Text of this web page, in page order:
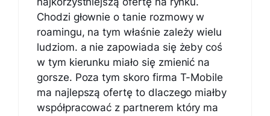
Chodzi głownie o tanie rozmowy w
roamingu, na tym właśnie zależy wielu
ludziom. a nie zapowiada się żeby coś
w tym kierunku miało się zmienić na
gorsze. Poza tym skoro firma T-Mobile
ma najlepszą ofertę to dlaczego miałby
współpracować z partnerem który ma